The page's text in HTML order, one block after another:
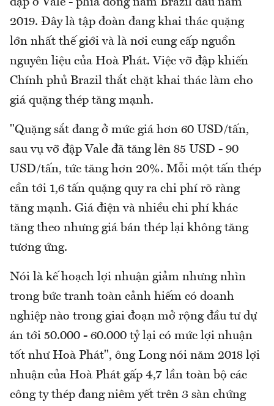
đập ở Vale - phía đông nam Brazil đầu năm
2019. Đây là tập đoàn đang khai thác quặng
lớn nhất thế giới và là nơi cung cấp nguồn
nguyên liệu của Hoà Phát. Việc vỡ đập khiến
Chính phủ Brazil thắt chặt khai thác làm cho
giá quặng thép tăng mạnh.
"Quặng sắt đang ở mức giá hơn 60 USD/tấn,
sau vụ vỡ đập Vale đã tăng lên 85 USD - 90
USD/tấn, tức tăng hơn 20%. Mỗi một tấn thép
cần tới 1,6 tấn quặng quy ra chi phí rõ ràng
tăng mạnh. Giá điện và nhiều chi phí khác
tăng theo nhưng giá bán thép lại không tăng
tương ứng.
Nói là kế hoạch lợi nhuận giảm nhưng nhìn
trong bức tranh toàn cảnh hiếm có doanh
nghiệp nào trong giai đoạn mở rộng đầu tư dự
án tới 50.000 - 60.000 tỷ lại có mức lợi nhuận
tốt như Hoà Phát", ông Long nói năm 2018 lợi
nhuận của Hoà Phát gấp 4,7 lần toàn bộ các
công ty thép đang niêm yết trên 3 sàn chứng